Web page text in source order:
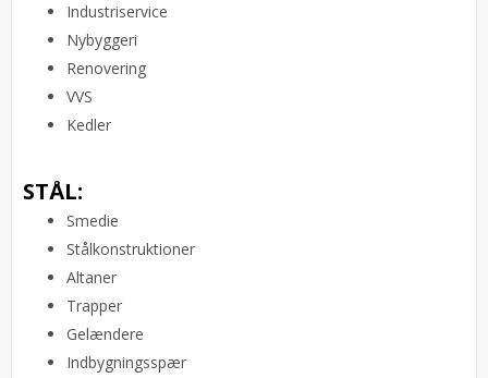
Industriservice
Nybyggeri
Renovering
VVS
Kedler
STÅL:
Smedie
Stålkonstruktioner
Altaner
Trapper
Gelændere
Indbygningsspær